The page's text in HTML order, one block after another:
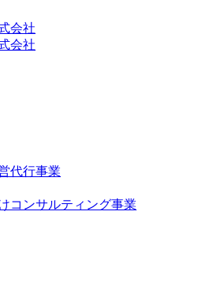
代行事業
コンサルティング事業